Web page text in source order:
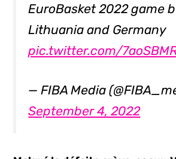
EuroBasket 2022 game
Lithuania and Germany
pic.twitter.com/
— FIBA Media
September 4, 2022